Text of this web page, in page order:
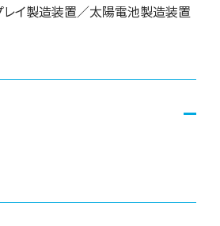
レイ製造装置／太陽電池製造装置